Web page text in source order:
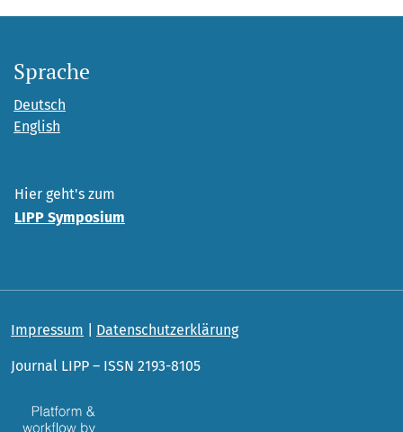
Sprache
Deutsch
English
Hier geht's zum
LIPP Symposium
Impressum Datenschutzerklärung
Journal LIPP – ISSN 2193-8105